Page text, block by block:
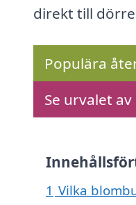
direkt till
Populära
Se urvalet
1 Vilka